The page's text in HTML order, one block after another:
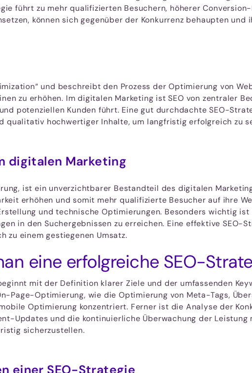
führt zu mehr qualifizierten Besuchern, höherer
können sich gegenüber der Konkurrenz behaupten
und beschreibt den Prozess der Optimierung von
zu erhöhen. Im digitalen Marketing ist SEO von zentraler
potenziellen Kunden führt. Eine gut durchdachte SEO-
qualitativ hochwertiger Inhalte, um langfristig erfolgreich zu
digitalen Marketing
ist ein unverzichtbarer Bestandteil des digitalen
erhöhen und somit mehr qualifizierte Besucher auf ihre
und technische Optimierungen. Besonders wichtig ist
in den Suchergebnissen zu erreichen. Eine effektive SEO-
zu einem gestiegenen Umsatz.
eine erfolgreiche SEO-
mit der Definition klarer Ziele und der umfassenden
Page-Optimierung, wie die Optimierung von Meta-Tags,
Optimierung konzentriert. Ferner ist die Analyse der
Updates und die kontinuierliche Überwachung der
sicherzustellen.
einer SEO-Strategie